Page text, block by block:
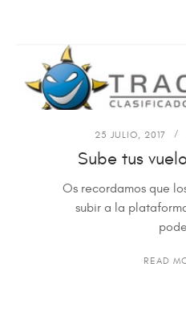
25 JULIO, 2017
Sube tus
Os recordamos que
subir a la
READ